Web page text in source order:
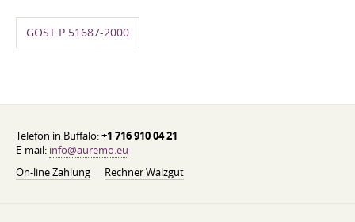
GOST P 51687-2000
Telefon in Buffalo:+1 716 910 04 21
E-mail: info@auremo.eu
On-line Zahlung
Rechner Walzgut